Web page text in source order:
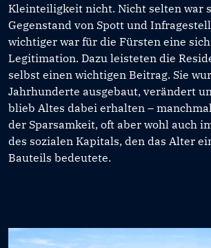
Kleinteiligkeit nicht. Nicht selten war
Gegenstand von Spott und
wichtiger war für die Fürsten eine
Legitimation. Dazu leisteten die
selbst einen wichtigen Beitrag. Sie
Jahrhunderte ausgebaut, verändert
blieb Altes dabei erhalten –
der Sparsamkeit, oft aber wohl auch
des sozialen Kapitals, den das Alter
Bauteils bedeutete.